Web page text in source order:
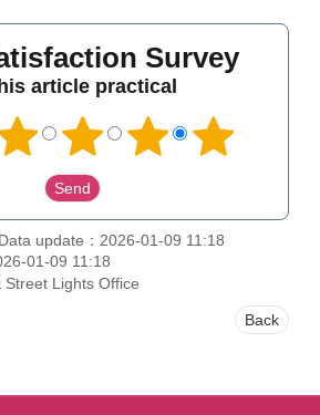
Survey
article practical
Data update：2026-01-09 11:18
01-09 11:18
Street Lights Office
Back